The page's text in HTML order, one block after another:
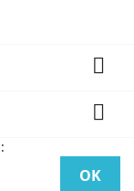

